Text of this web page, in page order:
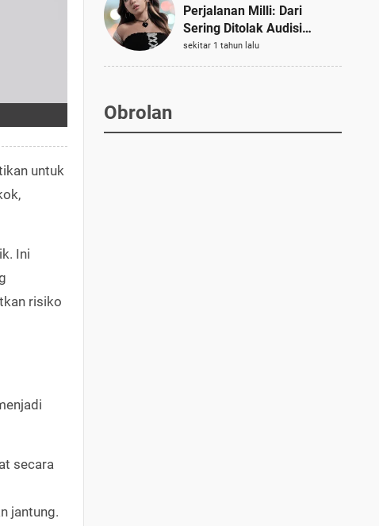
untuk
Ini
risiko
secara
jantung.
Perjalanan Milli: Dari
Sering Ditolak Audisi
hingga Menjadi Rapper Top
10 Thailand
sekitar 1 tahun lalu
Obrolan